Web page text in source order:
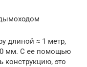
длиной ≈ 1 метр,
мм. С ее помощью
конструкцию, это